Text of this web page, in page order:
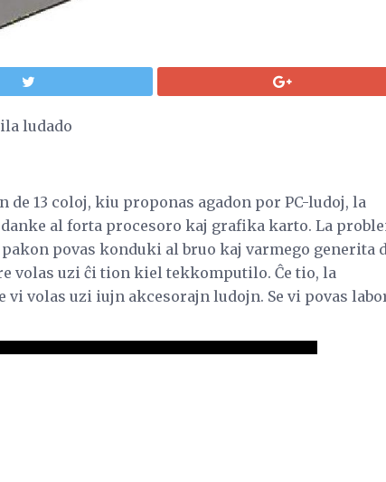
ludado
13 coloj, kiu proponas agadon por PC-ludoj, la
al forta procesoro kaj grafika karto. La
povas konduki al bruo kaj varmego generita
volas uzi ĉi tion kiel tekkomputilo. Ĉe tio, la
volas uzi iujn akcesorajn ludojn. Se vi povas